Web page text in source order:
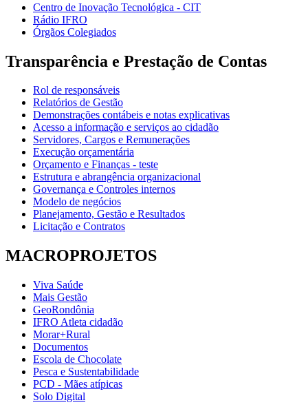
Centro de Inovação Tecnológica - CIT
Rádio IFRO
Órgãos Colegiados
Transparência e Prestação de Contas
Rol de responsáveis
Relatórios de Gestão
Demonstrações contábeis e notas explicativas
Acesso a informação e serviços ao cidadão
Servidores, Cargos e Remunerações
Execução orçamentária
Orçamento e Finanças - teste
Estrutura e abrangência organizacional
Governança e Controles internos
Modelo de negócios
Planejamento, Gestão e Resultados
Licitação e Contratos
MACROPROJETOS
Viva Saúde
Mais Gestão
GeoRondônia
IFRO Atleta cidadão
Morar+Rural
Documentos
Escola de Chocolate
Pesca e Sustentabilidade
PCD - Mães atípicas
Solo Digital